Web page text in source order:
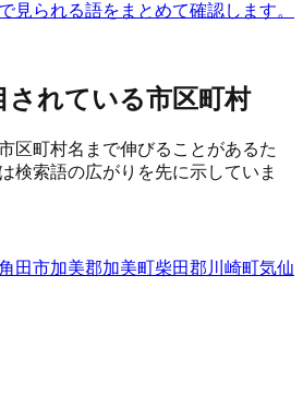
見られる語をまとめて確認します。
されている市区町村
区町村名まで伸びることがあるた
検索語の広がりを先に示していま
田市加美郡加美町柴田郡川崎町気仙